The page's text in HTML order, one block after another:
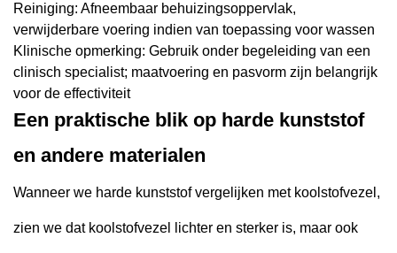
Reiniging: Afneembaar behuizingsoppervlak,
verwijderbare voering indien van toepassing voor wassen
Klinische opmerking: Gebruik onder begeleiding van een
clinisch specialist; maatvoering en pasvorm zijn belangrijk
voor de effectiviteit
Een praktische blik op harde kunststof
en andere materialen
Wanneer we harde kunststof vergelijken met koolstofvezel,
zien we dat koolstofvezel lichter en sterker is, maar ook